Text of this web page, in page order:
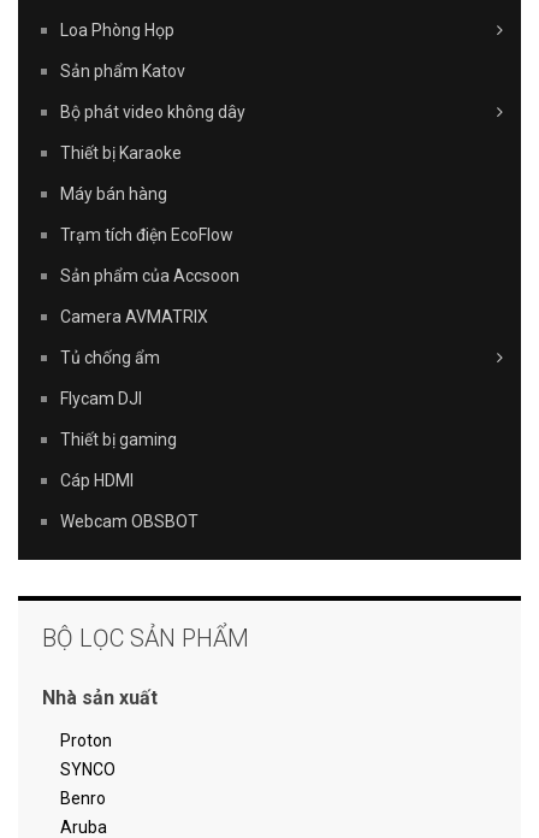
Loa Phòng Họp
Sản phẩm Katov
Bộ phát video không dây
Thiết bị Karaoke
Máy bán hàng
Trạm tích điện EcoFlow
Sản phẩm của Accsoon
Camera AVMATRIX
Tủ chống ẩm
Flycam DJI
Thiết bị gaming
Cáp HDMI
Webcam OBSBOT
BỘ LỌC SẢN PHẨM
Nhà sản xuất
Proton
SYNCO
Benro
Aruba